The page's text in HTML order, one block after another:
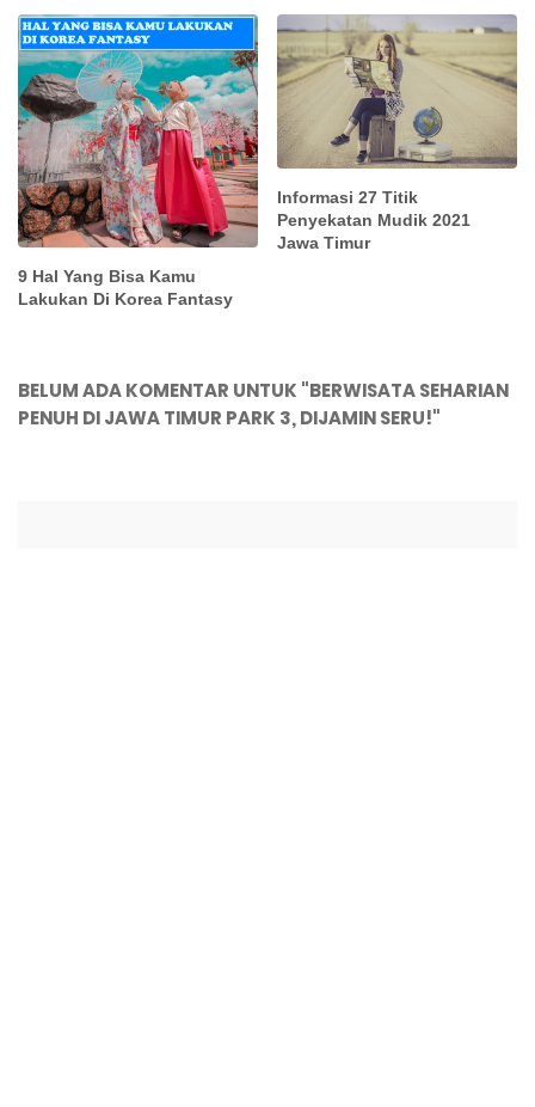
9 Hal Yang Bisa Kamu
Lakukan Di Korea Fantasy
Informasi 27 Titik
Penyekatan Mudik 2021
Jawa Timur
BELUM ADA KOMENTAR UNTUK "BERWISATA SEHARIAN
PENUH DI JAWA TIMUR PARK 3, DIJAMIN SERU!"